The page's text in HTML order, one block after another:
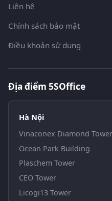
Liên hệ
Chính sách bảo mật
Điều khoản sử dụng
Địa điểm 5SOffice
Hà Nội
Vinaconex Diamond Tower
Ocean Park Building
Plaschem Tower
CEO Tower
Licogi13 Tower